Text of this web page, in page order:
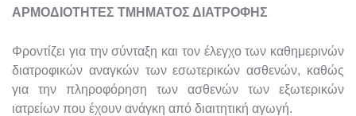
ΑΡΜΟΔΙΟΤΗΤΕΣ ΤΜΗΜΑΤΟΣ ΔΙΑΤΡΟΦΗΣ
Φροντίζει για την σύνταξη και τον έλεγχο των καθημερινών
διατροφικών αναγκών των εσωτερικών ασθενών, καθώς
για την πληροφόρηση των ασθενών των εξωτερικών
ιατρείων που έχουν ανάγκη από διαιτητική αγωγή.